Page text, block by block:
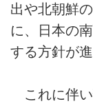
出や北朝鮮
に、日本の
する方針が進
これに伴い